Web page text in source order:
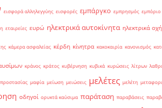
εισφορά αλληλεγγύης εισφορές εμπάργκο εμπρησμός εμπόριο
εταιρείες ευρώ ηλεκτρικά αυτοκίνητα ηλεκτρικά
κάμερα ασφαλείας κέρδη κίνητρα κακοκαιρία κανονισμός
κράνος κράτος κυβέρνηση κυβικά κυρώσεις λίτρων
μαφία μείωση μειώσεις μελέτες μελέτη
οδηγοί ορυκτά καύσιμα παράταση παραβάσεις